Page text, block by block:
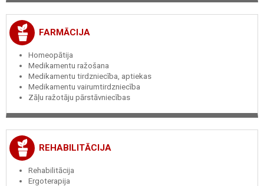
FARMĀCIJA
Homeopātija
Medikamentu ražošana
Medikamentu tirdzniecība, aptiekas
Medikamentu vairumtirdzniecība
Zāļu ražotāju pārstāvniecības
REHABILITĀCIJA
Rehabilitācija
Ergoterapija